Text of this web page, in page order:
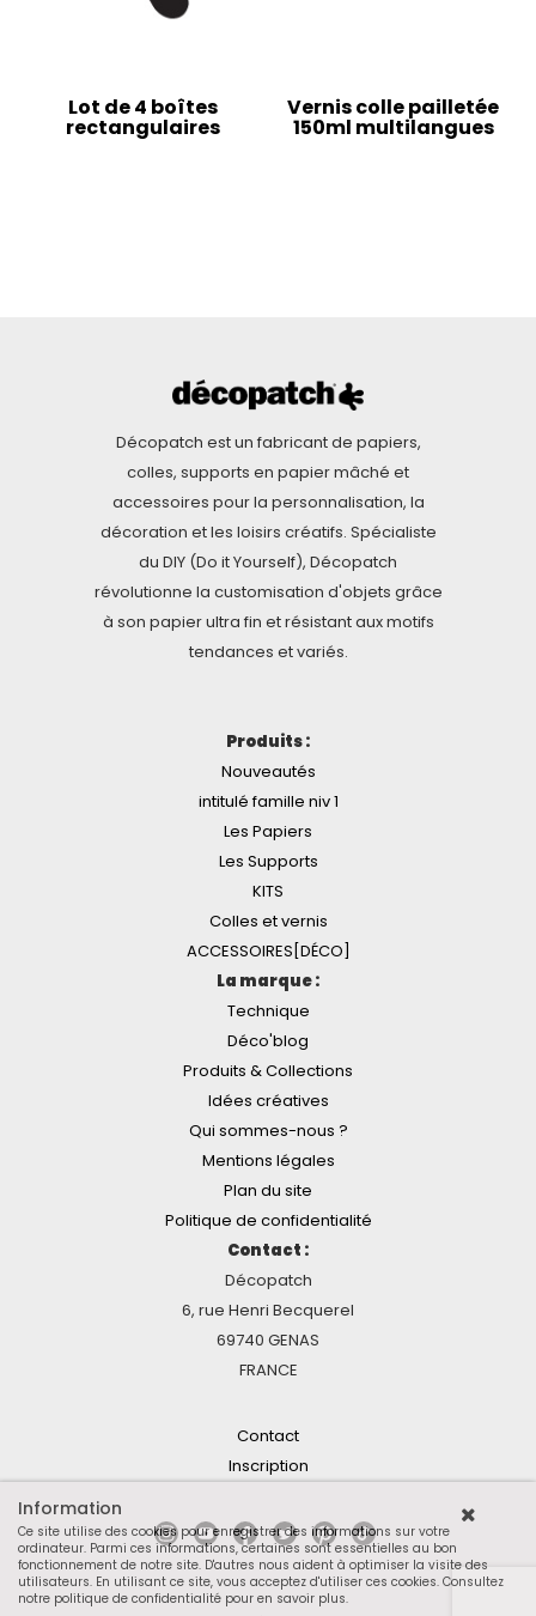
Lot de 4 boîtes
rectangulaires
Vernis colle pailletée
150ml multilangues
Décopatch est un fabricant de papiers,
colles, supports en papier mâché et
accessoires pour la personnalisation, la
décoration et les loisirs créatifs. Spécialiste
du DIY (Do it Yourself), Décopatch
révolutionne la customisation d'objets grâce
à son papier ultra fin et résistant aux motifs
tendances et variés.
Produits :
Nouveautés
intitulé famille niv 1
Les Papiers
Les Supports
KITS
Colles et vernis
ACCESSOIRES[DÉCO]
La marque :
Technique
Déco'blog
Produits & Collections
Idées créatives
Qui sommes-nous ?
Mentions légales
Plan du site
Politique de confidentialité
Contact :
Décopatch
6, rue Henri Becquerel
69740 GENAS
FRANCE
Contact
Inscription
Information
Ce site utilise des cookies pour enregistrer des informations sur votre
ordinateur. Parmi ces informations, certaines sont essentielles au bon
fonctionnement de notre site. D'autres nous aident à optimiser la visite des
utilisateurs. En utilisant ce site, vous acceptez d'utiliser ces cookies. Consultez
notre politique de confidentialité pour en savoir plus.